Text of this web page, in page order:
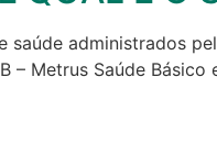
administrados
– Metrus Saúde